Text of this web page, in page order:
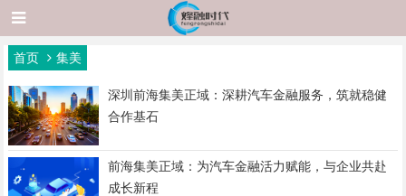
首页 集美
深圳前海集美正域：深耕汽车金融服务，筑就稳健
合作基石
前海集美正域：为汽车金融活力赋能，与企业共赴
成长新程